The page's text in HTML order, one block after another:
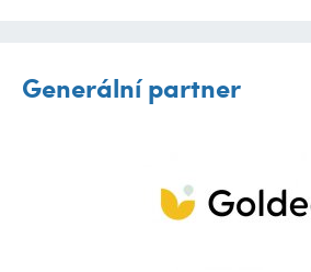
Generální partner